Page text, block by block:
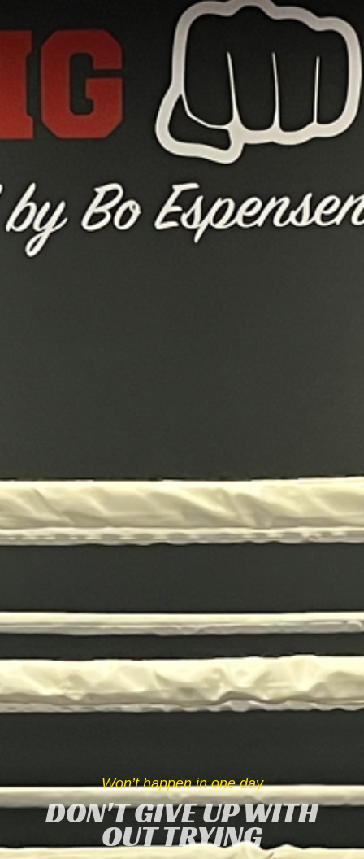
Won’t happen in one day
DON'T GIVE UP WITH
OUT TRYING